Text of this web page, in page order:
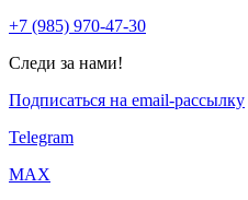
+7 (985) 970-47-30
Следи за нами!
Подписаться на email-рассылку
Telegram
МАХ